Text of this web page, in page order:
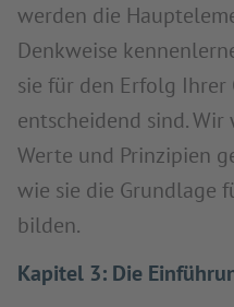
werden die
Denkweise
sie für den Erfolg Ihrer
entscheidend sind.
Werte und Prinzipien
wie sie die Grundlage
bilden.
Kapitel 3: Die